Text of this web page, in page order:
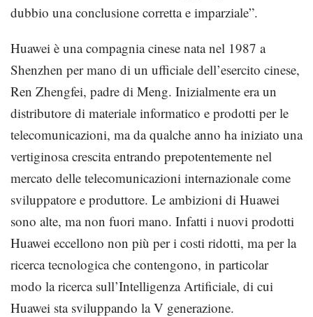
dubbio una conclusione corretta e imparziale”.
Huawei è una compagnia cinese nata nel 1987 a
Shenzhen per mano di un ufficiale dell’esercito cinese,
Ren Zhengfei, padre di Meng. Inizialmente era un
distributore di materiale informatico e prodotti per le
telecomunicazioni, ma da qualche anno ha iniziato una
vertiginosa crescita entrando prepotentemente nel
mercato delle telecomunicazioni internazionale come
sviluppatore e produttore. Le ambizioni di Huawei
sono alte, ma non fuori mano. Infatti i nuovi prodotti
Huawei eccellono non più per i costi ridotti, ma per la
ricerca tecnologica che contengono, in particolar
modo la ricerca sull’Intelligenza Artificiale, di cui
Huawei sta sviluppando la V generazione.